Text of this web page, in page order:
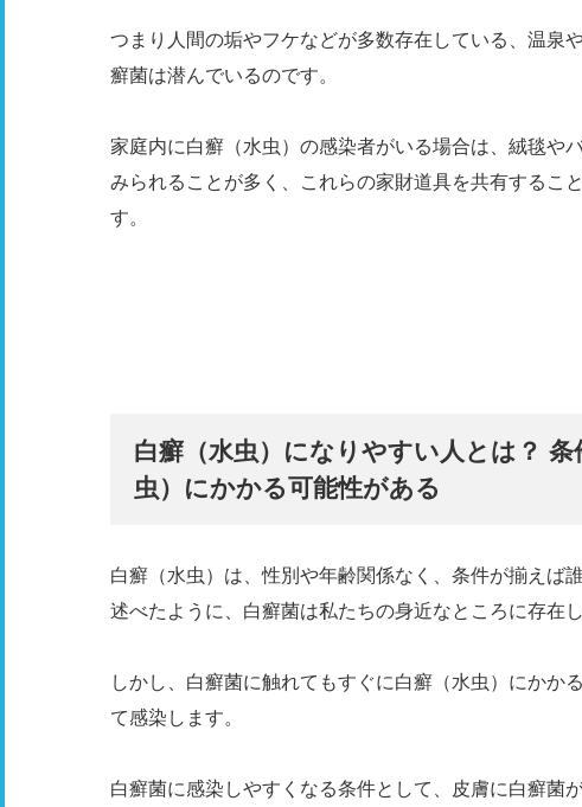
つまり人間の垢やフケなどが多数存在している、温泉
癬菌は潜んでいるのです。
家庭内に白癬（水虫）の感染者がいる場合は、絨毯や
みられることが多く、これらの家財道具を共有するこ
す。
白癬（水虫）になりやすい人とは？
虫）にかかる可能性がある
白癬（水虫）は、性別や年齢関係なく、条件が揃えば
述べたように、白癬菌は私たちの身近なところに存在
しかし、白癬菌に触れてもすぐに白癬（水虫）にかか
て感染します。
白癬菌に感染しやすくなる条件として、皮膚に白癬菌